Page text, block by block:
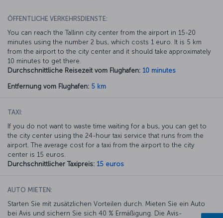
ÖFFENTLICHE VERKEHRSDIENSTE:
You can reach the Tallinn city center from the airport in 15-20
minutes using the number 2 bus, which costs 1 euro. It is 5 km
from the airport to the city center and it should take approximately
10 minutes to get there.
Durchschnittliche Reisezeit vom Flughafen: 10 minutes
Entfernung vom Flughafen: 5 km
TAXI:
If you do not want to waste time waiting for a bus, you can get to
the city center using the 24-hour taxi service that runs from the
airport. The average cost for a taxi from the airport to the city
center is 15 euros.
Durchschnittlicher Taxipreis: 15 euros
AUTO MIETEN:
Starten Sie mit zusätzlichen Vorteilen durch. Mieten Sie ein Auto
bei Avis und sichern Sie sich 40 % Ermäßigung. Die Avis-